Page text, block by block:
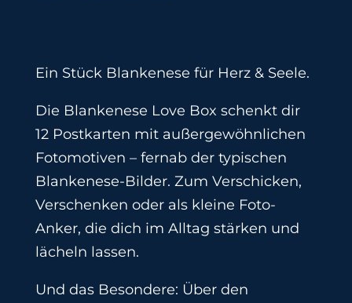
Ein Stück Blankenese für Herz & Seele.
Die Blankenese Love Box schenkt dir
12 Postkarten mit außergewöhnlichen
Fotomotiven – fernab der typischen
Blankenese-Bilder. Zum Verschicken,
Verschenken oder als kleine Foto-
Anker, die dich im Alltag stärken und
lächeln lassen.
Und das Besondere: Über den